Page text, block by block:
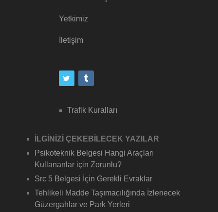
Yetkimiz
İletişim
Trafik Kuralları
İLGİNİZİ ÇEKEBİLECEK YAZILAR
Psikoteknik Belgesi Hangi Araçları
Kullananlar için Zorunlu?
Src 5 Belgesi İçin Gerekli Evraklar
Tehlikeli Madde Taşımacılığında İzlenecek
Güzergahlar ve Park Yerleri